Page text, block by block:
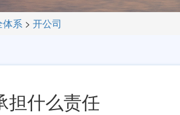
体系 > 开公司
担什么责任